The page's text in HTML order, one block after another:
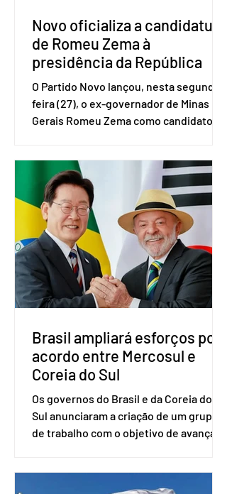
Novo oficializa a candidatura
de Romeu Zema à
presidência da República
O Partido Novo lançou, nesta segunda-
feira (27), o ex-governador de Minas
Gerais Romeu Zema como candidato à
Brasília. O Novo ainda não definiu quem
vai compor a chapa como candidato a
vice-presidente. A convenção contou
com a presença do presidente nacional
do partido, Eduardo Ribeiro, e do
senador Eduardo Girão, filiado ao Novo
desde fevereiro de 2023. Formado em
administração de empresas pela
Fundaç
Brasil ampliará esforços por
acordo entre Mercosul e
Coreia do Sul
Os governos do Brasil e da Coreia do
Sul anunciaram a criação de um grupo
de trabalho com o objetivo de avançar